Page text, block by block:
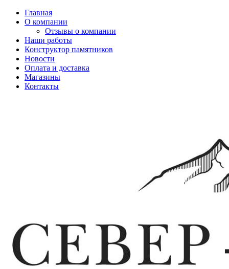
Главная
О компании
Отзывы о компании
Наши работы
Конструктор памятников
Новости
Оплата и доставка
Магазины
Контакты